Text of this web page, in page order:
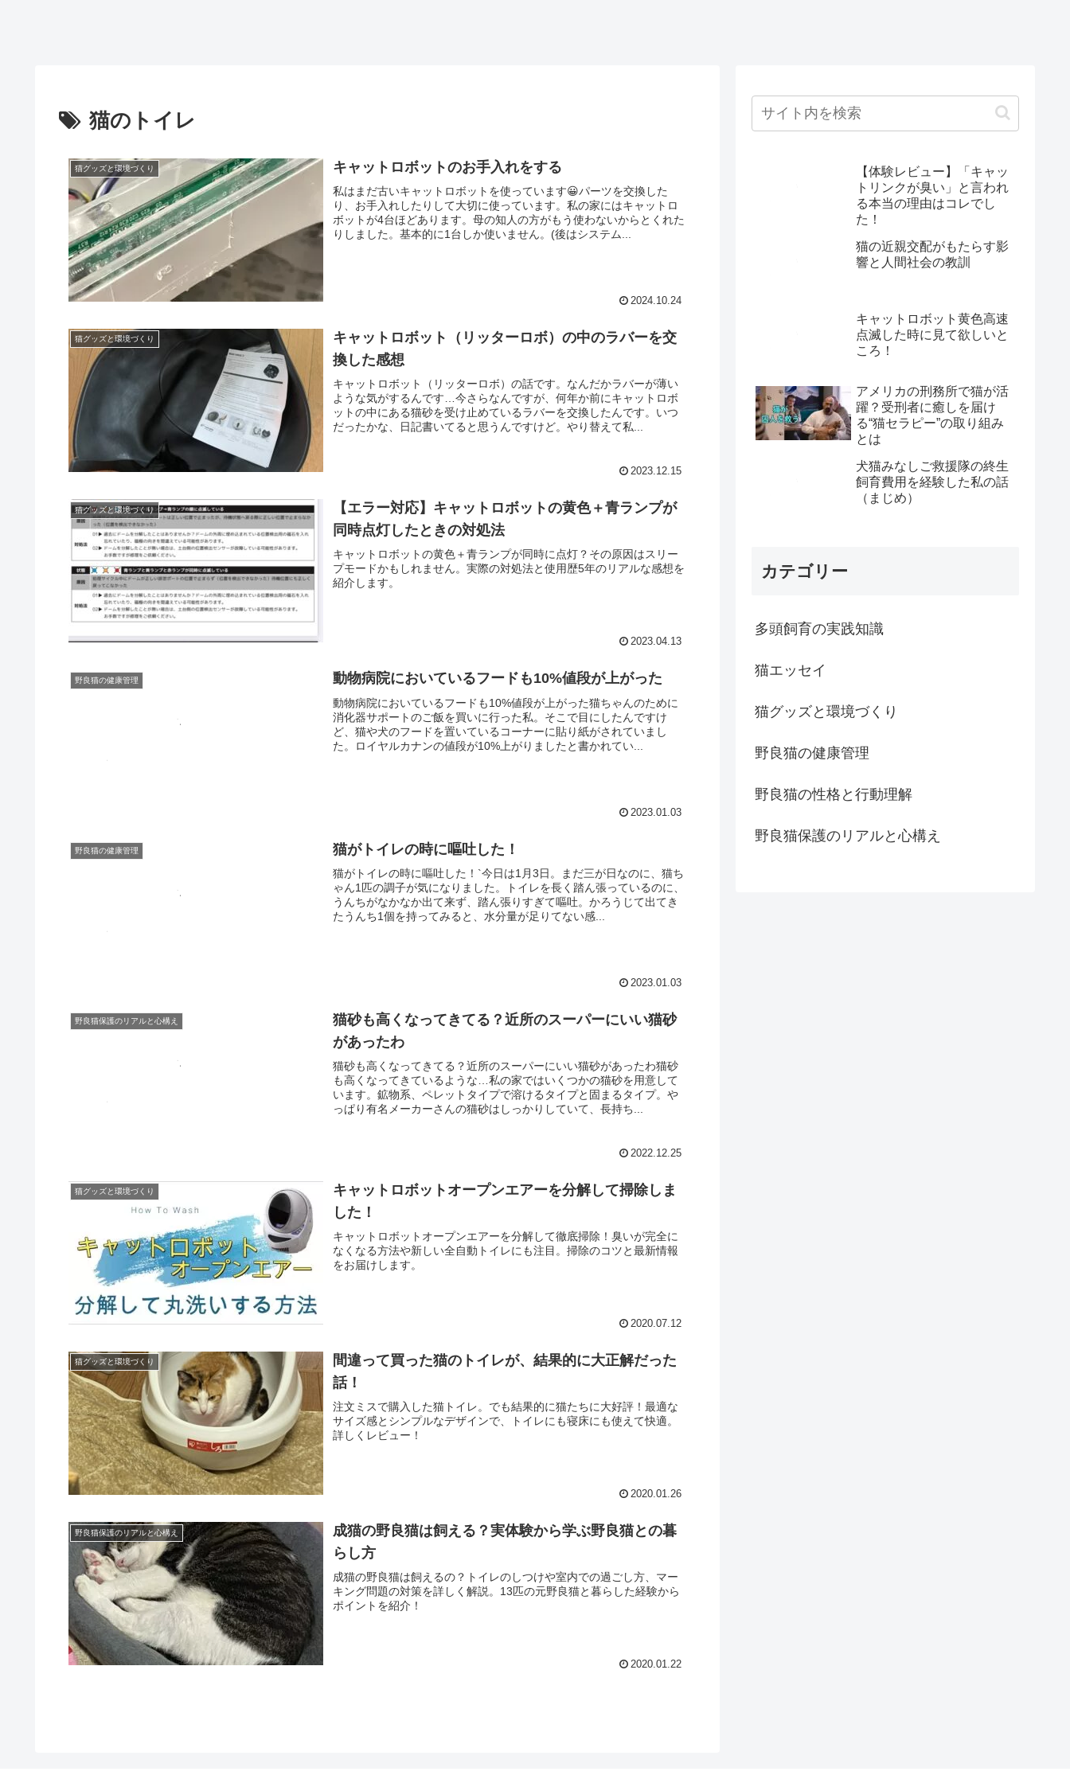
猫のトイレ
猫グッズと環境づくり キャットロボットのお手入れをする
私はまだ古いキャットロボットを使っています😀パーツを交換した
り、お手入れしたりして大切に使っています。私の家にはキャットロ
ボットが4台ほどあります。母の知人の方がもう使わないからとくれた
りしました。基本的に1台しか使いません。(後はシステム...
2024.10.24
猫グッズと環境づくり
キャットロボット（リッターロボ）の中のラバーを交
換した感想
キャットロボット（リッターロボ）の話です。なんだかラバーが薄い
ような気がするんです…今さらなんですが、何年か前にキャットロボ
ットの中にある猫砂を受け止めているラバーを交換したんです。いつ
だったかな、日記書いてると思うんですけど。やり替えて私...
2023.12.15
猫グッズと環境づくり
【エラー対応】キャットロボットの黄色＋青ランプが
同時点灯したときの対処法
キャットロボットの黄色＋青ランプが同時に点灯？その原因はスリー
プモードかもしれません。実際の対処法と使用歴5年のリアルな感想を
紹介します。
2023.04.13
野良猫の健康管理 動物病院においているフードも10%値段が上がった
動物病院においているフードも10%値段が上がった猫ちゃんのために
消化器サポートのご飯を買いに行った私。そこで目にしたんですけ
ど、猫や犬のフードを置いているコーナーに貼り紙がされていまし
た。ロイヤルカナンの値段が10%上がりましたと書かれてい...
2023.01.03
野良猫の健康管理 猫がトイレの時に嘔吐した！
猫がトイレの時に嘔吐した！`今日は1月3日。まだ三が日なのに、猫ち
ゃん1匹の調子が気になりました。トイレを長く踏ん張っているのに、
うんちがなかなか出て来ず、踏ん張りすぎて嘔吐。かろうじて出てき
たうんち1個を持ってみると、水分量が足りてない感...
2023.01.03
野良猫保護のリアルと心構え
猫砂も高くなってきてる？近所のスーパーにいい猫砂
があったわ
猫砂も高くなってきてる？近所のスーパーにいい猫砂があったわ猫砂
も高くなってきているような…私の家ではいくつかの猫砂を用意して
います。鉱物系、ペレットタイプで溶けるタイプと固まるタイプ。や
っぱり有名メーカーさんの猫砂はしっかりしていて、長持ち...
2022.12.25
猫グッズと環境づくり
キャットロボットオープンエアーを分解して掃除しま
した！
キャットロボットオープンエアーを分解して徹底掃除！臭いが完全に
なくなる方法や新しい全自動トイレにも注目。掃除のコツと最新情報
をお届けします。
2020.07.12
猫グッズと環境づくり
間違って買った猫のトイレが、結果的に大正解だった
話！
注文ミスで購入した猫トイレ。でも結果的に猫たちに大好評！最適な
サイズ感とシンプルなデザインで、トイレにも寝床にも使えて快適。
詳しくレビュー！
2020.01.26
野良猫保護のリアルと心構え
成猫の野良猫は飼える？実体験から学ぶ野良猫との暮
らし方
成猫の野良猫は飼えるの？トイレのしつけや室内での過ごし方、マー
キング問題の対策を詳しく解説。13匹の元野良猫と暮らした経験から
ポイントを紹介！
2020.01.22
【体験レビュー】「キャッ
トリンクが臭い」と言われ
る本当の理由はコレでし
た！
猫の近親交配がもたらす影
響と人間社会の教訓
キャットロボット黄色高速
点滅した時に見て欲しいと
ころ！
アメリカの刑務所で猫が活
躍？受刑者に癒しを届け
る“猫セラピー”の取り組み
とは
犬猫みなしご救援隊の終生
飼育費用を経験した私の話
（まじめ）
カテゴリー
多頭飼育の実践知識
猫エッセイ
猫グッズと環境づくり
野良猫の健康管理
野良猫の性格と行動理解
野良猫保護のリアルと心構え